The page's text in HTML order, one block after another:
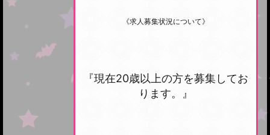
《求人募集状況について》
『現在20歳以上の方を募集してお
ります。』